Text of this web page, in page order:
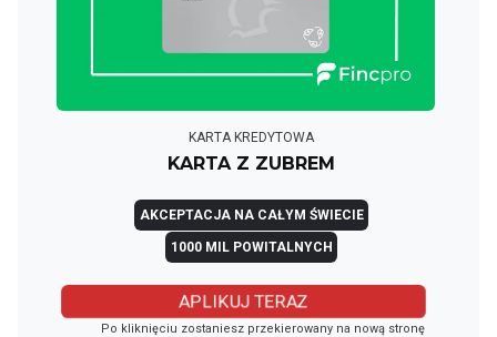
KARTA KREDYTOWA
KARTA Z ZUBREM
AKCEPTACJA NA CAŁYM ŚWIECIE
1000 MIL POWITALNYCH
APLIKUJ TERAZ
Po kliknięciu zostaniesz przekierowany na nową stronę